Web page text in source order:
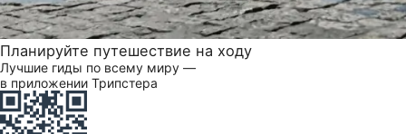
Планируйте путешествие на ходу
Лучшие гиды по всему миру —
в приложении Трипстера